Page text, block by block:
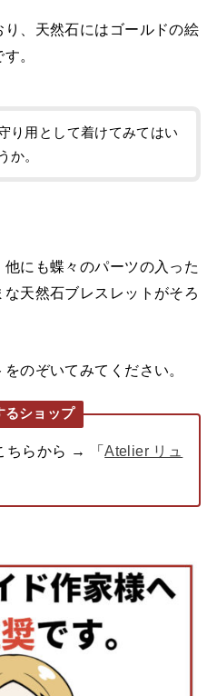
、天然石にはゴールドの絵
。
り用として着けてみてはい
か。
にも蝶々のパーツの入った
天然石ブレスレットがそろ
のぞいてみてください。
るショップ
ちらから → 「Atelier リュ